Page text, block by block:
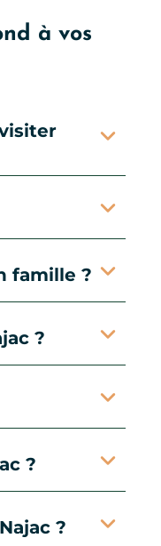
à vos
famille ?
?
?
?